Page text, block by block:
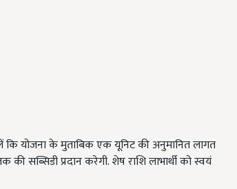
योजना के मुताबिक एक यूनिट की अनुमानित लागत
सब्सिडी प्रदान करेगी. शेष राशि लाभार्थी को स्वयं